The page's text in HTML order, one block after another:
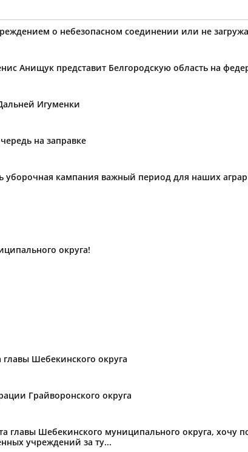
о небезопасном соединении или не
Анищук представит Белгородскую область на
Игуменки
на заправке
уборочная кампания важный период для наших
округа!
Шебекинского округа
Грайворонского округа
Шебекинского муниципального округа, хочу
учреждений за ту...